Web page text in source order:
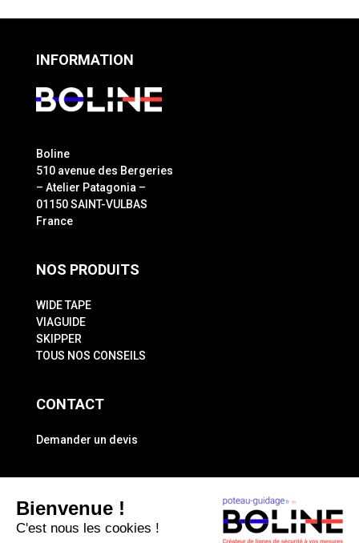
INFORMATION
Boline
510 avenue des Bergeries
– Atelier Patagonia –
01150 SAINT-VULBAS
France
NOS PRODUITS
WIDE TAPE
VIAGUIDE
SKIPPER
TOUS NOS CONSEILS
CONTACT
Demander un devis
Mentions légales
Bienvenue !
C'est nous les cookies !